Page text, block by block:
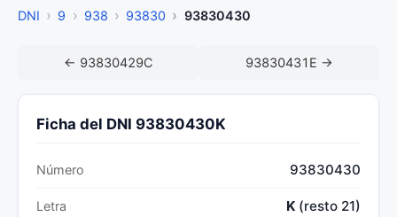
DNI 9 938 93830 93830430
← 93830429C 93830431E →
Ficha del DNI 93830430K
Número 93830430
Letra K (resto 21)